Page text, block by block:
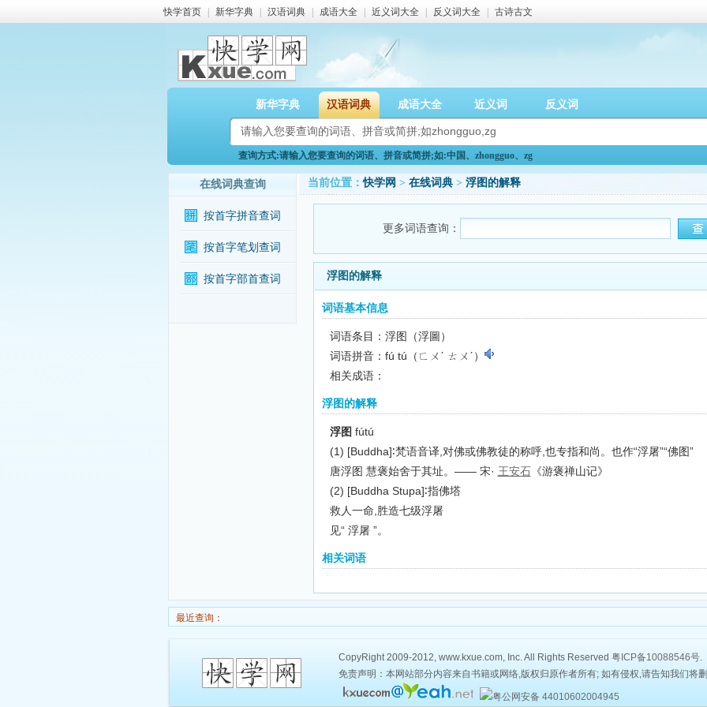
快学首页 新华字典 汉语词典 成语大全 近义词大全 反义词大全 古诗古文
新华字典 汉语词典 成语大全 近义词 反义词
查询方式:请输入您要查询的词语、拼音或简拼;如:中国、zhongguo、zg
在线词典查询
按首字拼音查词
按首字笔划查词
按首字部首查词
当前位置：快学网 > 在线词典 > 浮图的解释
更多词语查询：
浮图的解释
词语基本信息
词语条目：浮图（浮圖）
词语拼音：fú tú（ㄈㄨˊ ㄊㄨˊ）
相关成语：
浮图的解释
浮图 fútú
(1) [Buddha]∶梵语音译,对佛或佛教徒的称呼,也专指和尚。也作“浮屠”“佛图”
唐浮图 慧褒始舍于其址。—— 宋· 王安石《游褒禅山记》
(2) [Buddha Stupa]∶指佛塔
救人一命,胜造七级浮屠
见“ 浮屠 ”。
相关词语
最近查询：
CopyRight 2009-2012, www.kxue.com, Inc. All Rights Reserved 粤ICP备10088546号.
免责声明：本网站部分内容来自书籍或网络,版权归原作者所有; 如有侵权,请告知我们将
粤公网安备 44010602004945